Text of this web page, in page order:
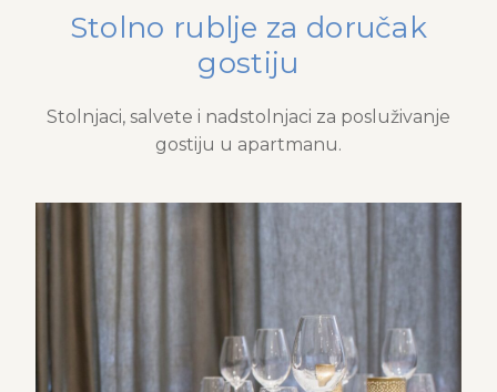
Stolno rublje za doručak
gostiju
Stolnjaci, salvete i nadstolnjaci za posluživanje
gostiju u apartmanu.